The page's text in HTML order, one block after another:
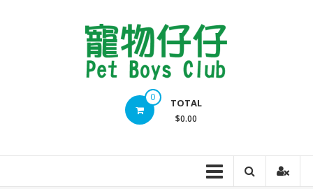
0 TOTAL
$0.00